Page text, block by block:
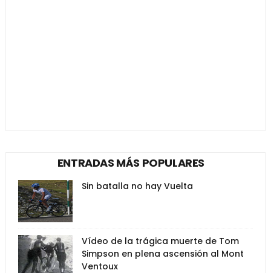
ENTRADAS MÁS POPULARES
Sin batalla no hay Vuelta
Vídeo de la trágica muerte de Tom
Simpson en plena ascensión al Mont
Ventoux